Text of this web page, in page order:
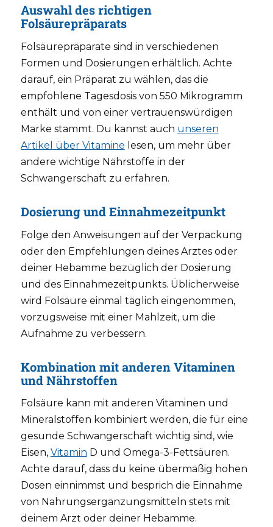
Auswahl des richtigen
Folsäurepräparats
Folsäurepräparate sind in verschiedenen
Formen und Dosierungen erhältlich. Achte
darauf, ein Präparat zu wählen, das die
empfohlene Tagesdosis von 550 Mikrogramm
enthält und von einer vertrauenswürdigen
Marke stammt. Du kannst auch unseren
Artikel über Vitamine lesen, um mehr über
andere wichtige Nährstoffe in der
Schwangerschaft zu erfahren.
Dosierung und Einnahmezeitpunkt
Folge den Anweisungen auf der Verpackung
oder den Empfehlungen deines Arztes oder
deiner Hebamme bezüglich der Dosierung
und des Einnahmezeitpunkts. Üblicherweise
wird Folsäure einmal täglich eingenommen,
vorzugsweise mit einer Mahlzeit, um die
Aufnahme zu verbessern.
Kombination mit anderen Vitaminen
und Nährstoffen
Folsäure kann mit anderen Vitaminen und
Mineralstoffen kombiniert werden, die für eine
gesunde Schwangerschaft wichtig sind, wie
Eisen, Vitamin D und Omega-3-Fettsäuren.
Achte darauf, dass du keine übermäßig hohen
Dosen einnimmst und besprich die Einnahme
von Nahrungsergänzungsmitteln stets mit
deinem Arzt oder deiner Hebamme.